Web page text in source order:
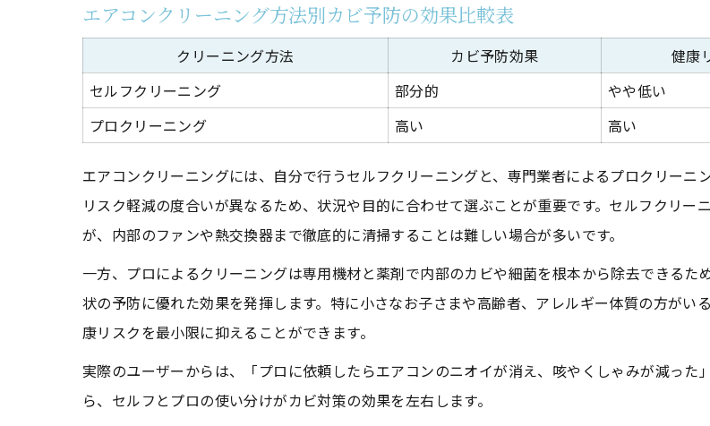
健康被害を防ぐための掃除グッズ選び
エアコンクリーニングで症状が軽減
小さな子どもや高齢者も安心のカビ掃
エアコンクリーニングとアレルギー症状改
アレルギー症状とカビの関係性早見表
エアコンクリーニングで改善した体
カビ由来の症状を見極めるポイント
家族のアレルギー対策に役立つ掃除習
エアコンカビが引き起こす健康被害
空気環境を整えるカビ対策の新常識
空気環境改善に役立つ日常の工夫
カビ対策で見落としがちな盲点とは
エアコンクリーニング方法別カビ予防の効果比較表
クリーニング方法 カビ予防効果 健康
セルフクリーニング
部分的 やや低い
プロクリーニング
高い 高い
エアコンクリーニングには、自分で行うセルフクリーニングと、専門業者によるプロクリー
リスク軽減の度合いが異なるため、状況や目的に合わせて選ぶことが重要です。セルフクリ
が、内部のファンや熱交換器まで徹底的に清掃することは難しい場合が多いです。
一方、プロによるクリーニングは専用機材と薬剤で内部のカビや細菌を根本から除去できる
状の予防に優れた効果を発揮します。特に小さなお子さまや高齢者、アレルギー体質の方が
康リスクを最小限に抑えることができます。
実際のユーザーからは、「プロに依頼したらエアコンのニオイが消え、咳やくしゃみが減っ
ら、セルフとプロの使い分けがカビ対策の効果を左右します。